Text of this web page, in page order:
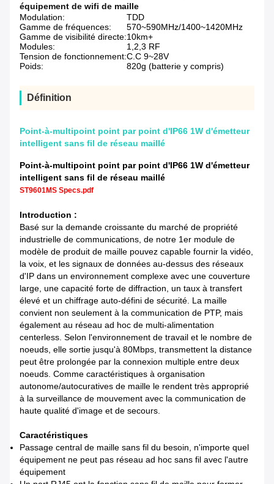
équipement de wifi de maille
Modulation:
TDD
Gamme de fréquences:
570~590MHz/1400~1420MHz
Gamme de visibilité directe:10km+
Modules:
1,2,3 RF
Tension de fonctionnement:C.C 9~28V
Poids:
820g (batterie y compris)
Définition
Point-à-multipoint point par point d'IP66 1W d'émetteur
intelligent sans fil de réseau maillé
Point-à-multipoint point par point d'IP66 1W d'émetteur
intelligent sans fil de réseau maillé
ST9601MS Specs.pdf
Introduction :
Basé sur la demande croissante du marché de propriété
industrielle de communications, de notre 1er module de
modèle de produit de maille pouvez capable fournir la vidéo,
la voix, et les signaux de données au-dessus des réseaux
d'IP dans un environnement complexe avec une couverture
large, une capacité forte de diffraction, un taux à transfert
élevé et un chiffrage auto-défini de sécurité. La maille
convient non seulement à la communication de PTP, mais
également au réseau ad hoc de multi-alimentation
centerless. Selon l'environnement de travail et le nombre de
noeuds, elle sortie jusqu'à 80Mbps, transmettent la distance
peut être prolongée par la connexion multiple entre deux
noeuds. Comme caractéristiques à organisation
autonome/autocuratives de maille le rendent très approprié
à la surveillance de mouvement avec la communication de
haute qualité d'image et de secours.
Caractéristiques
Passage central de maille sans fil du besoin, n'importe quel
équipement ne peut pas réseau ad hoc sans fil avec l'autre
équipement